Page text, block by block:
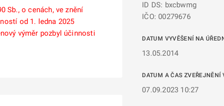
ID DS: bxcbwmg
IČO: 00279676
DATUM VYVĚŠENÍ NA
13.05.2014
DATUM A ČAS ZVEŘEJNĚNÍ
07.09.2023 10:27
Sb., o cenách, ve znění
od 1. ledna 2025
výměr pozbyl účinnosti